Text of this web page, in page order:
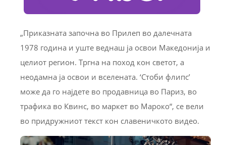
„Приказната започна во Прилеп во далечната
1978 година и уште веднаш ја освои Македонија и
целиот регион. Тргна на поход кон светот, а
неодамна ја освои и вселената. ‘Стоби флипс’
може да го најдете во продавница во Париз, во
трафика во Квинс, во маркет во Мароко“, се вели
во придружниот текст кон славеничкото видео.